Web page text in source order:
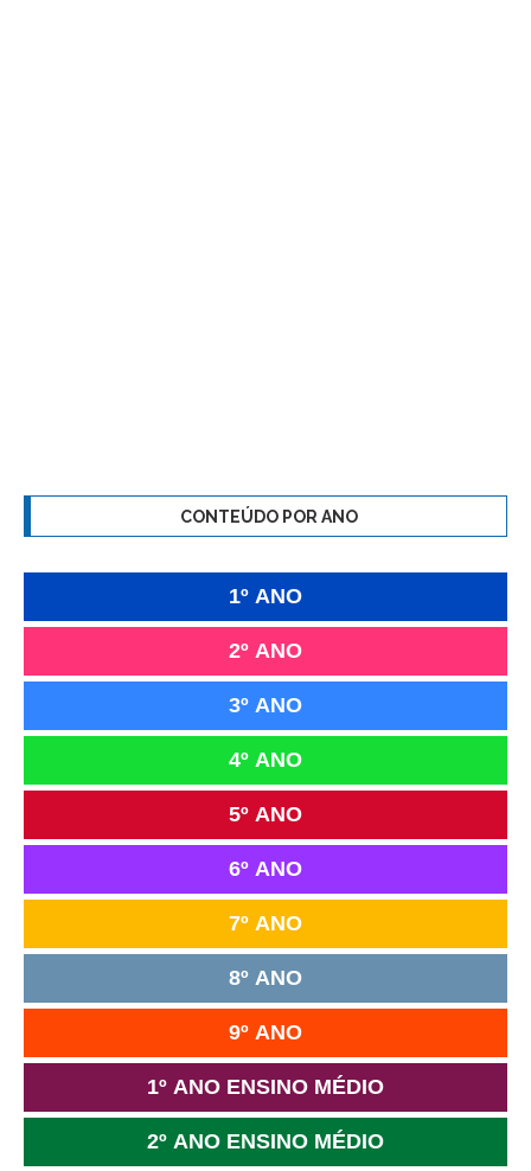
CONTEÚDO POR ANO
1º ANO
2º ANO
3º ANO
4º ANO
5º ANO
6º ANO
7º ANO
8º ANO
9º ANO
1º ANO ENSINO MÉDIO
2º ANO ENSINO MÉDIO